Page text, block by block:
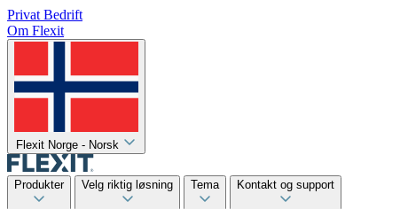
Privat Bedrift
Om Flexit
Flexit Norge - Norsk
Produkter Velg riktig løsning Tema Kontakt og support